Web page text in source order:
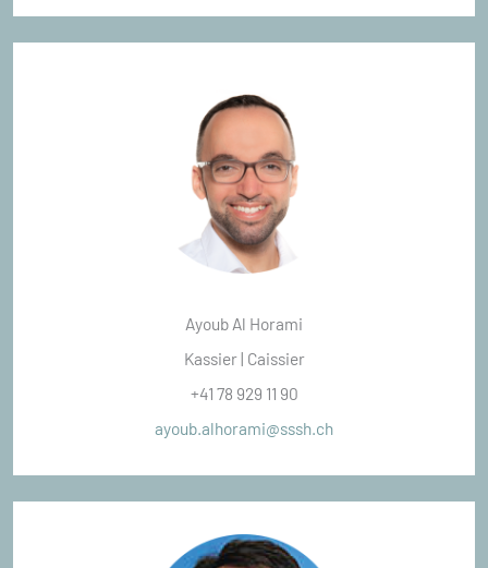
Ayoub Al Horami
Kassier | Caissier
+41 78 929 11 90
ayoub.alhorami@sssh.ch